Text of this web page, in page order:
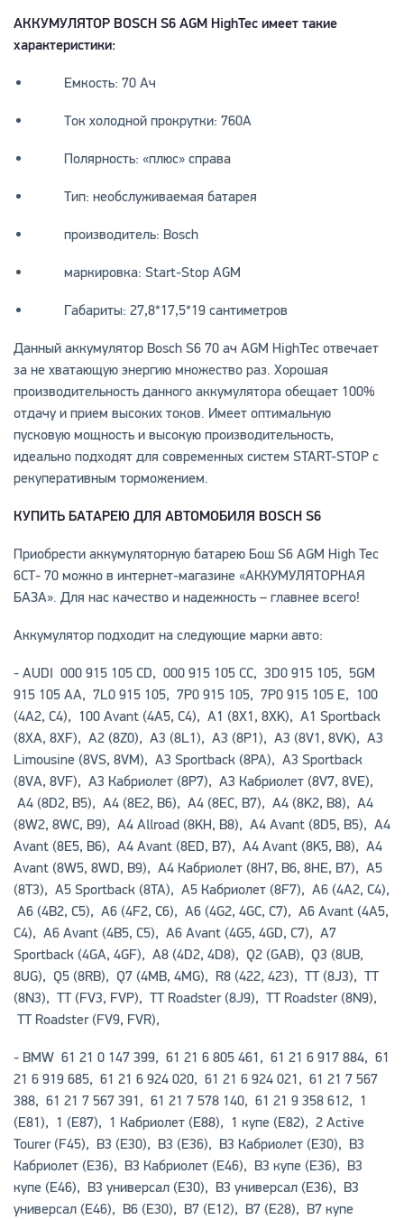
АККУМУЛЯТОР BOSCH S6 AGM HighTec имеет такие
характеристики:
Емкость: 70 Ач
Ток холодной прокрутки: 760А
Полярность: «плюс» справа
Тип: необслуживаемая батарея
производитель: Bosch
маркировка: Start-Stop AGM
Габариты: 27,8*17,5*19 сантиметров
Данный аккумулятор Bosch S6 70 ач AGM HighTec отвечает
за не хватающую энергию множество раз. Хорошая
производительность данного аккумулятора обещает 100%
отдачу и прием высоких токов. Имеет оптимальную
пусковую мощность и высокую производительность,
идеально подходят для современных систем START-STOP с
рекуперативным торможением.
КУПИТЬ БАТАРЕЮ ДЛЯ АВТОМОБИЛЯ BOSCH S6
Приобрести аккумуляторную батарею Бош S6 AGM High Tec
6СТ- 70 можно в интернет-магазине «АККУМУЛЯТОРНАЯ
БАЗА». Для нас качество и надежность – главнее всего!
Аккумулятор подходит на следующие марки авто:
- AUDI 000 915 105 CD, 000 915 105 CC, 3D0 915 105, 5GM
915 105 AA, 7L0 915 105, 7P0 915 105, 7P0 915 105 E, 100
(4A2, C4), 100 Avant (4A5, C4), A1 (8X1, 8XK), A1 Sportback
(8XA, 8XF), A2 (8Z0), A3 (8L1), A3 (8P1), A3 (8V1, 8VK), A3
Limousine (8VS, 8VM), A3 Sportback (8PA), A3 Sportback
(8VA, 8VF), A3 Кабриолет(8P7), A3 Кабриолет(8V7, 8VE),
A4 (8D2, B5), A4 (8E2, B6), A4 (8EC, B7), A4 (8K2, B8), A4
(8W2, 8WC, B9), A4 Allroad (8KH, B8), A4 Avant (8D5, B5), A4
Avant (8E5, B6), A4 Avant (8ED, B7), A4 Avant (8K5, B8), A4
Avant (8W5, 8WD, B9), A4 Кабриолет(8H7, B6, 8HE, B7), A5
(8T3), A5 Sportback (8TA), A5 Кабриолет(8F7), A6 (4A2, C4),
A6 (4B2, C5), A6 (4F2, C6), A6 (4G2, 4GC, C7), A6 Avant (4A5,
C4), A6 Avant (4B5, C5), A6 Avant (4G5, 4GD, C7), A7
Sportback (4GA, 4GF), A8 (4D2, 4D8), Q2 (GAB), Q3 (8UB,
8UG), Q5 (8RB), Q7 (4MB, 4MG), R8 (422, 423), TT (8J3), TT
(8N3), TT (FV3, FVP), TT Roadster (8J9), TT Roadster (8N9),
TT Roadster (FV9, FVR),
- BMW 61 21 0 147 399, 61 21 6 805 461, 61 21 6 917 884, 61
21 6 919 685, 61 21 6 924 020, 61 21 6 924 021, 61 21 7 567
388, 61 21 7 567 391, 61 21 7 578 140, 61 21 9 358 612, 1
(E81), 1 (E87), 1 Кабриолет(E88), 1 купе(E82), 2 Active
Tourer (F45), B3 (E30), B3 (E36), B3 Кабриолет(E30), B3
Кабриолет(E36), B3 Кабриолет(E46), B3 купе(E36), B3
купе(E46), B3 универсал(E30), B3 универсал(E36), B3
универсал(E46), B6 (E30), B7 (E12), B7 (E28), B7 купе